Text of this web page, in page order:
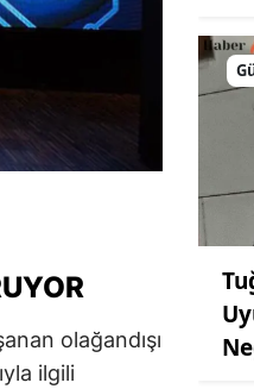
olağandışı
ilgili